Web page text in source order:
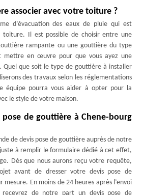
associer avec votre toiture ?
d’évacuation des eaux de pluie qui est
Il est possible de choisir entre une
rampante ou une gouttière du type
mettre en œuvre pour que vous ayez une
Quel que soit le type de gouttière à installer
des travaux selon les réglementations
équipe pourra vous aider à opter pour la
le style de votre maison.
de gouttière à Chene-bourg
de devis pose de gouttière auprès de notre
à remplir le formulaire dédié à cet effet,
Dès que nous aurons reçu votre requête,
avant de dresser votre devis pose de
mesure. En moins de 24 heures après l’envoi
recevrez de notre part un devis pose de